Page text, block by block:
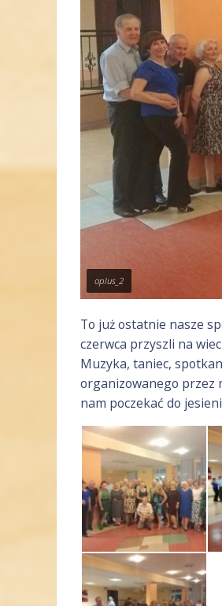
oplus_2
To już ostatnie nasze
czerwca przyszli na
Muzyka, taniec,
organizowanego przez
nam poczekać do